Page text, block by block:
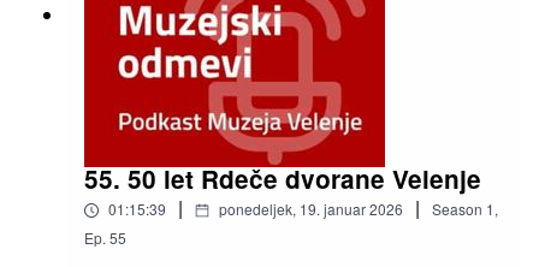
55. 50 let Rdeče dvorane Velenje
01:15:39 | ponedeljek, 19. januar 2026 | Season 1,
Ep.55